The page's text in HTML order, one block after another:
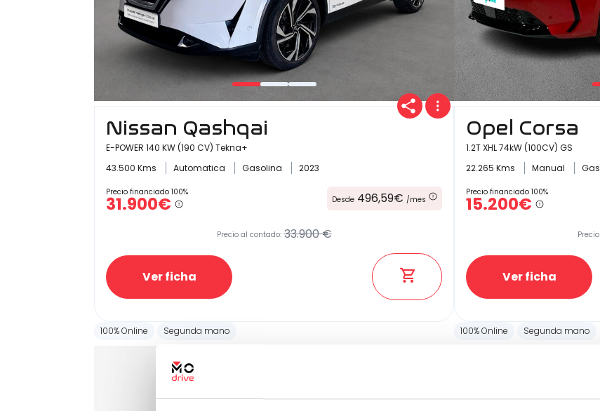
Nissan Qashqai
E-POWER 140 KW (190 CV) Tekna+
43.500 Kms
Automatica Gasolina 2023
Precio financiado 100%
31.900€ Desde 496,59€ /mes
Precio al contado: 33.900 €
Ver ficha
Opel Corsa
1.2T XHL 74kW (100CV) GS
22.265 Kms
Manual
Precio financiado 100%
15.200€
Ver ficha
100% Online Segunda mano 100% Online Segunda mano